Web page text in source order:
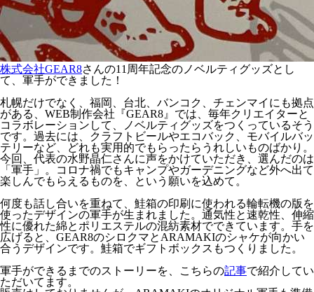
株式会社GEAR8さんの11周年記念のノベルティグッズとし
て、軍手ができました！
札幌だけでなく、福岡、台北、バンコク、チェンマイにも拠点
がある、WEB制作会社『GEAR8』では、毎年クリエイターと
コラボレーションして、ノベルティグッズをつくっているそう
です。過去には、クラフトビールやエコバック、モバイルバッ
テリーなど、どれも実用的でもらったらうれしいものばかり。
今回、代表の水野晶仁さんに声をかけていただき、選んだのは
「軍手」。コロナ禍でもキャンプやガーデニングなど外へ出て
楽しんでもらえるものを、という願いを込めて。
何度も話し合いを重ねて、鮭箱の印刷に使われる輪転機の版を
使ったデザインの軍手が生まれました。通気性と速乾性、伸縮
性に優れた綿とポリエステルの混紡素材でできています。手を
広げると、GEAR8のシロクマとARAMAKIのシャケが向かい
合うデザインです。鮭箱でギフトボックスもつくりました。
軍手ができるまでのストーリーを、こちらの記事で紹介してい
ただいてます。